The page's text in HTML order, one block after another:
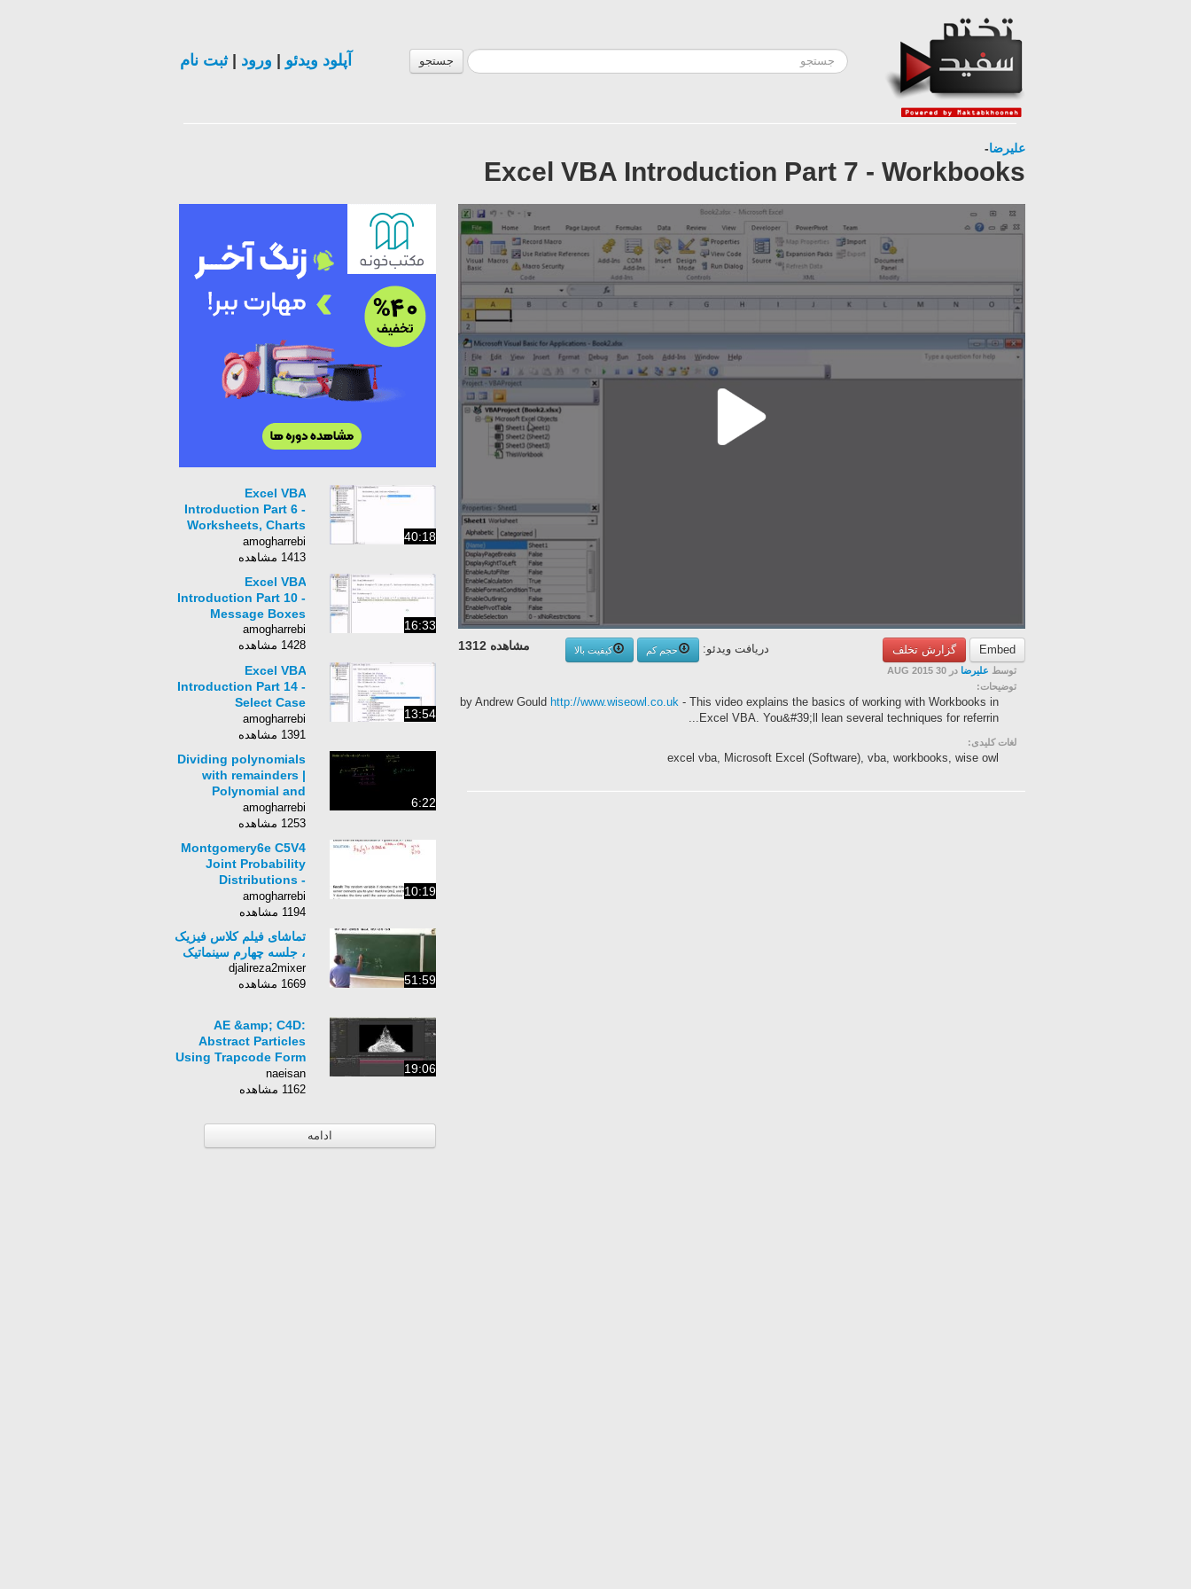
جستجو آپلود ویدئو ورود |ثبت نام
علیرضا-
Excel VBA Introduction Part 7 - Workbooks
Embed گزارش تخلف مشاهده 1312 دریافت ویدئو: حجم کم
کیفیت بالا
توسط علیرضا در 30 AUG 2015
توضیحات:
by Andrew Gould http://www.wiseowl.co.uk - This video explains the basics of working with Workbooks in
Excel VBA. You&#39;ll lean several techniques for referrin...
لغات کلیدی:
excel vba, Microsoft Excel (Software), vba, workbooks, wise owl
40:18
Excel VBA
Introduction Part 6 -
Worksheets, Charts
and Sheets
amogharrebi
1413 مشاهده
16:33
Excel VBA
Introduction Part 10 -
Message Boxes
amogharrebi
1428 مشاهده
13:54
Excel VBA
Introduction Part 14 -
Select Case
Statements
amogharrebi
1391 مشاهده
6:22
Dividing polynomials
with remainders |
Polynomial and
rational functions |
Algebra II | Khan
amogharrebi
1253 مشاهده
10:19
Montgomery6e C5V4
Joint Probability
Distributions -
Conditional
PDF&#39;s Expected
Value
amogharrebi
1194 مشاهده
51:59
تماشای فیلم کلاس فیزیک
، جلسه چهارم سینماتیک
djalireza2mixer
1669 مشاهده
19:06
AE &amp; C4D:
Abstract Particles
Using Trapcode Form
and OBJs Tutorial
naeisan
1162 مشاهده
ادامه